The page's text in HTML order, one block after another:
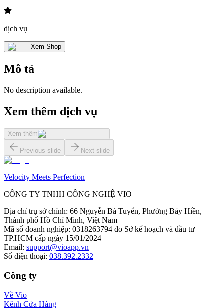
dịch vụ
Xem Shop
Mô tả
No description available.
Xem thêm dịch vụ
Xem thêm
Previous slide Next slide
Velocity Meets Perfection
CÔNG TY TNHH CÔNG NGHỆ VIO
Địa chỉ trụ sở chính: 66 Nguyễn Bá Tuyển, Phường Bảy Hiền,
Thành phố Hồ Chí Minh, Việt Nam
Mã số doanh nghiệp: 0318263794 do Sở kế hoạch và đầu tư
TP.HCM cấp ngày 15/01/2024
Email: support@vioapp.vn
Số điện thoại: 038.392.2332
Công ty
Về Vio
Kênh Cửa Hàng